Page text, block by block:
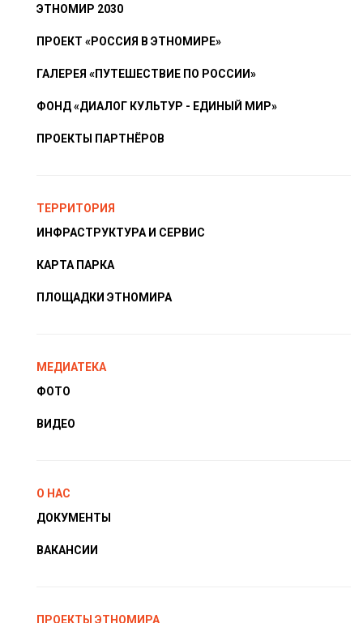
ЭТНОМИР 2030
ПРОЕКТ «РОССИЯ В ЭТНОМИРЕ»
ГАЛЕРЕЯ «ПУТЕШЕСТВИЕ ПО РОССИИ»
ФОНД «ДИАЛОГ КУЛЬТУР - ЕДИНЫЙ МИР»
ПРОЕКТЫ ПАРТНЁРОВ
ТЕРРИТОРИЯ
ИНФРАСТРУКТУРА И СЕРВИС
КАРТА ПАРКА
ПЛОЩАДКИ ЭТНОМИРА
МЕДИАТЕКА
ФОТО
ВИДЕО
О НАС
ДОКУМЕНТЫ
ВАКАНСИИ
ПРОЕКТЫ ЭТНОМИРА